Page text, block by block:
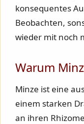
konsequentes
Beobachten,
wieder mit noch
Warum
Minze ist eine
einem starken
an ihren